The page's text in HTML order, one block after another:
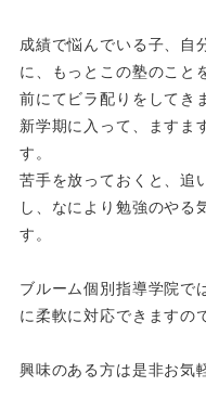
成績で悩んでいる子、自
に、もっとこの塾のこと
前にてビラ配りをしてき
新学期に入って、ますま
す。
苦手を放っておくと、追
し、なにより勉強のやる
す。
ブルーム個別指導学院で
に柔軟に対応できますの
興味のある方は是非お気